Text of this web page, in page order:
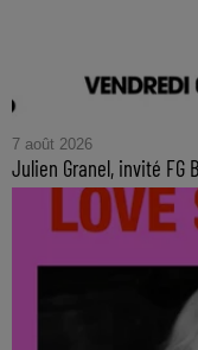
7 août 2026
Julien Granel, invité FG